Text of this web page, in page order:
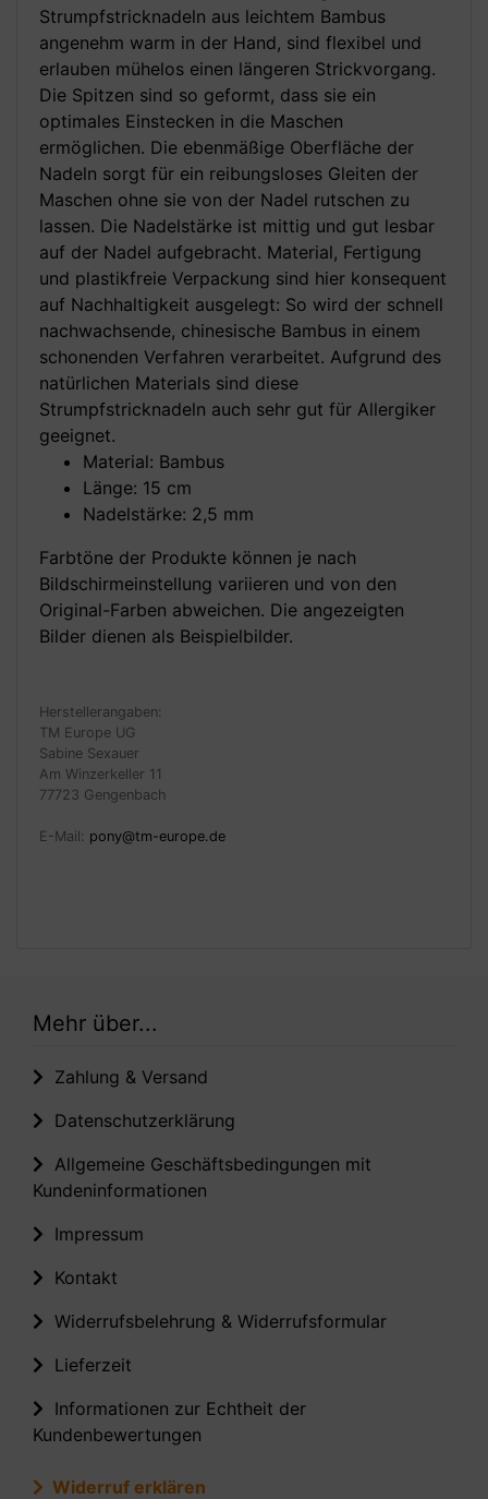
Strumpfstricknadeln aus leichtem Bambus
angenehm warm in der Hand, sind flexibel und
erlauben mühelos einen längeren Strickvorgang.
Die Spitzen sind so geformt, dass sie ein
optimales Einstecken in die Maschen
ermöglichen. Die ebenmäßige Oberfläche der
Nadeln sorgt für ein reibungsloses Gleiten der
Maschen ohne sie von der Nadel rutschen zu
lassen. Die Nadelstärke ist mittig und gut lesbar
auf der Nadel aufgebracht. Material, Fertigung
und plastikfreie Verpackung sind hier konsequent
auf Nachhaltigkeit ausgelegt: So wird der schnell
nachwachsende, chinesische Bambus in einem
schonenden Verfahren verarbeitet. Aufgrund des
natürlichen Materials sind diese
Strumpfstricknadeln auch sehr gut für Allergiker
geeignet.
Material: Bambus
Länge: 15 cm
Nadelstärke: 2,5 mm
Farbtöne der Produkte können je nach
Bildschirmeinstellung variieren und von den
Original-Farben abweichen. Die angezeigten
Bilder dienen als Beispielbilder.
Herstellerangaben:
TM Europe UG
Sabine Sexauer
Am Winzerkeller 11
77723 Gengenbach
E-Mail: pony@tm-europe.de
Mehr über...
Zahlung & Versand
Datenschutzerklärung
Allgemeine Geschäftsbedingungen mit
Kundeninformationen
Impressum
Kontakt
Widerrufsbelehrung & Widerrufsformular
Lieferzeit
Informationen zur Echtheit der
Kundenbewertungen
Widerruf erklären